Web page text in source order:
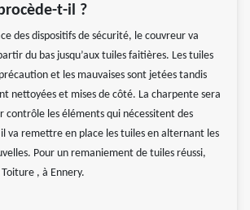
t-il ?
des dispositifs de sécurité, le couvreur va
du bas jusqu’aux tuiles faitières. Les tuiles
et les mauvaises sont jetées tandis
nettoyées et mises de côté. La charpente sera
contrôle les éléments qui nécessitent des
va remettre en place les tuiles en alternant les
Pour un remaniement de tuiles réussi,
, à Ennery.